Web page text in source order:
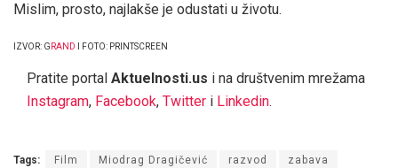
Mislim, prosto, najlakše je odustati u životu.
IZVOR: G RAND I FOTO: PRINTSCREEN
Pratite portal Aktuelnosti.us i na društvenim mrežama
Instagram, Facebook, Twitter i Linkedin.
Tags: Film Miodrag Dragičević razvod zabava